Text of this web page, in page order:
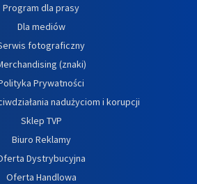
Program dla prasy
Dla mediów
fotograficzny
(znaki)
Prywatności
nadużyciom i korupcji
Sklep TVP
Biuro Reklamy
Dystrybucyjna
Oferta Handlowa